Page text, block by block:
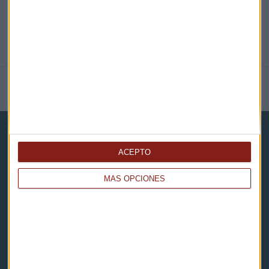
MÁS OPCIONES
ACEPTO
Capital Radio